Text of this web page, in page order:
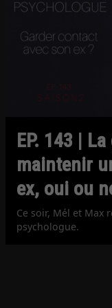
EP. 143 |
maintenir
ex, oui ou
Ce soir, Mél et Max
psychologue.